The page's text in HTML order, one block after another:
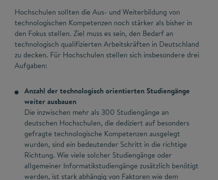
Hochschulen sollten die Aus- und Weiterbildung von
technologischen Kompetenzen noch stärker als bisher in
den Fokus stellen. Ziel muss es sein, den Bedarf an
technologisch qualifizierten Arbeitskräften in Deutschland
zu decken. Für Hochschulen stellen sich insbesondere drei
Aufgaben:
Anzahl der technologisch orientierten Studiengänge
weiter ausbauen
Die inzwischen mehr als 300 Studiengänge an
deutschen Hochschulen, die dediziert auf besonders
gefragte technologische Kompetenzen ausgelegt
wurden, sind ein bedeutender Schritt in die richtige
Richtung. Wie viele solcher Studiengänge oder
allgemeiner Informatikstudiengänge zusätzlich benötigt
werden, ist stark abhängig von Faktoren wie dem